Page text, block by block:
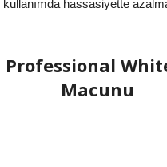
hassasiyette
Professional
Macunu